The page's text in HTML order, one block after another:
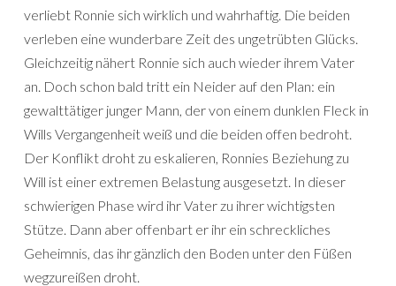
verliebt Ronnie sich wirklich und wahrhaftig. Die beiden
verleben eine wunderbare Zeit des ungetrübten Glücks.
Gleichzeitig nähert Ronnie sich auch wieder ihrem Vater
an. Doch schon bald tritt ein Neider auf den Plan: ein
gewalttätiger junger Mann, der von einem dunklen Fleck in
Wills Vergangenheit weiß und die beiden offen bedroht.
Der Konflikt droht zu eskalieren, Ronnies Beziehung zu
Will ist einer extremen Belastung ausgesetzt. In dieser
schwierigen Phase wird ihr Vater zu ihrer wichtigsten
Stütze. Dann aber offenbart er ihr ein schreckliches
Geheimnis, das ihr gänzlich den Boden unter den Füßen
wegzureißen droht.